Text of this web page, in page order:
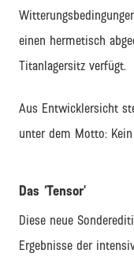
einen hermetisch
Titanlagersitz verfügt.
Aus Entwicklersicht
unter dem Motto:
Das ‘Tensor’
Diese neue
Ergebnisse der